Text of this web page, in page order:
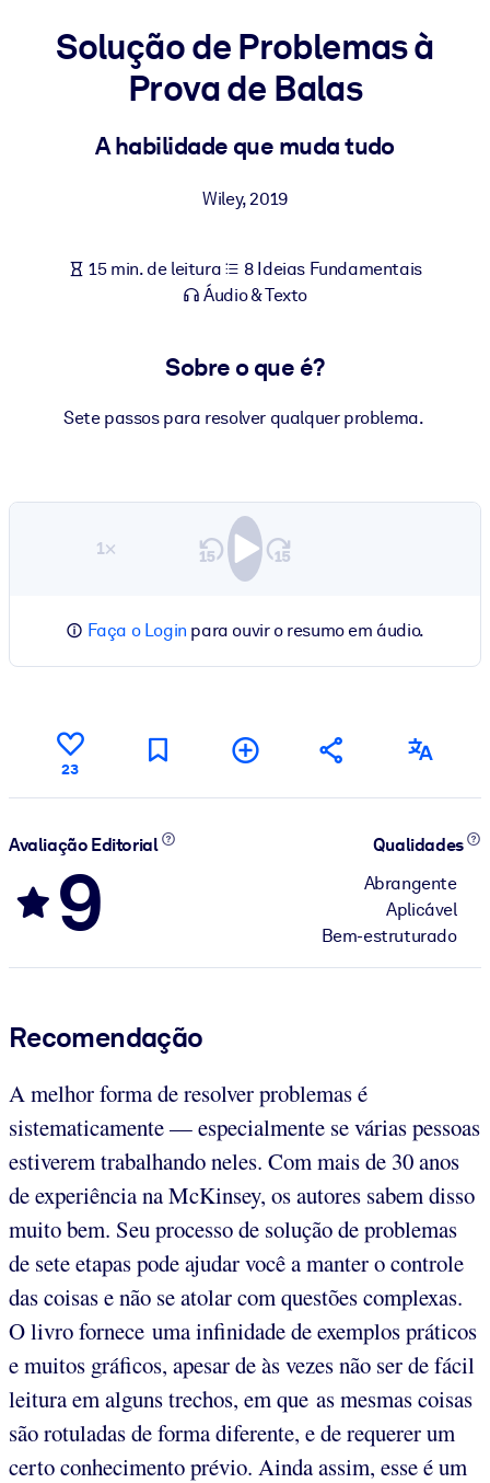
POR SISTEMA
Para LMS/LXP
Leve conhecimento verificado e conciso para seu LMS/LXP para
resultados de aprendizagem mais sólidos.
Para bibliotecas corporativas
negócios confiável e pronto para uso.
Para sistemas de IA
estruturado para melhorar os resultados.
Solução de Problemas à
Prova de Balas
A habilidade que muda tudo
Wiley,2019
15 min. de leitura
8 Ideias Fundamentais
Áudio & Texto
Sobre o que é?
Sete passos para resolver qualquer problema.
1×
Faça o Login para ouvir o resumo em áudio.
23
Avaliação Editorial
9
Qualidades
Abrangente
Aplicável
Bem-estruturado
Recomendação
A melhor forma de resolver problemas é
sistematicamente — especialmente se várias pessoas
estiverem trabalhando neles. Com mais de 30 anos
de experiência na McKinsey, os autores sabem disso
muito bem. Seu processo de solução de problemas
de sete etapas pode ajudar você a manter o controle
das coisas e não se atolar com questões complexas.
O livro fornece uma infinidade de exemplos práticos
e muitos gráficos, apesar de às vezes não ser de fácil
leitura em alguns trechos, em que as mesmas coisas
são rotuladas de forma diferente, e de requerer um
certo conhecimento prévio. Ainda assim, esse é um